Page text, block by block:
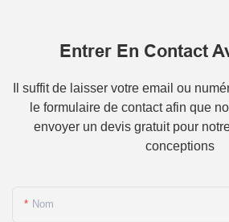
Entrer En Contact
Il suffit de laisser votre email ou
le formulaire de contact afin que
envoyer un devis gratuit pour
conceptions
Nom